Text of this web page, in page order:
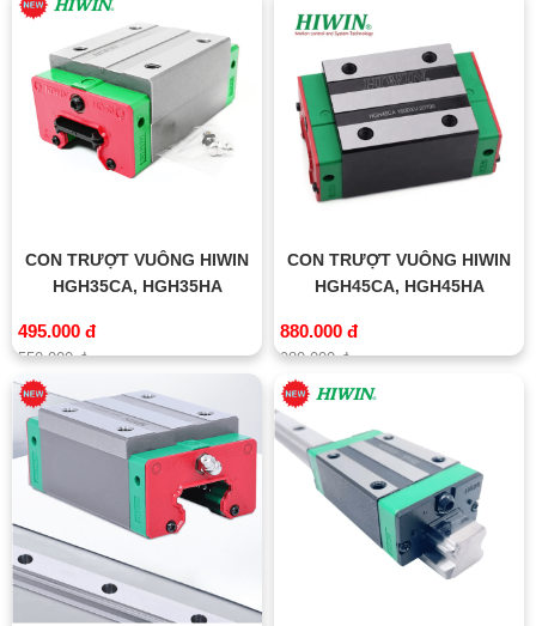
CON TRƯỢT VUÔNG HIWIN
HGH35CA, HGH35HA
495.000 đ
550.000 đ
CON TRƯỢT VUÔNG HIWIN
HGH45CA, HGH45HA
880.000 đ
980.000 đ